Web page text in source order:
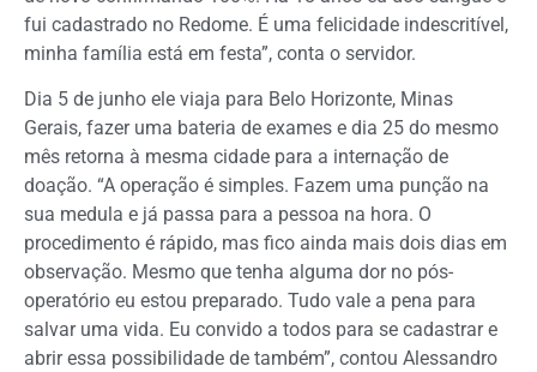
fui cadastrado no Redome. É uma felicidade indescritível,
minha família está em festa”, conta o servidor.
Dia 5 de junho ele viaja para Belo Horizonte, Minas
Gerais, fazer uma bateria de exames e dia 25 do mesmo
mês retorna à mesma cidade para a internação de
doação. “A operação é simples. Fazem uma punção na
sua medula e já passa para a pessoa na hora. O
procedimento é rápido, mas fico ainda mais dois dias em
observação. Mesmo que tenha alguma dor no pós-
operatório eu estou preparado. Tudo vale a pena para
salvar uma vida. Eu convido a todos para se cadastrar e
abrir essa possibilidade de também”, contou Alessandro